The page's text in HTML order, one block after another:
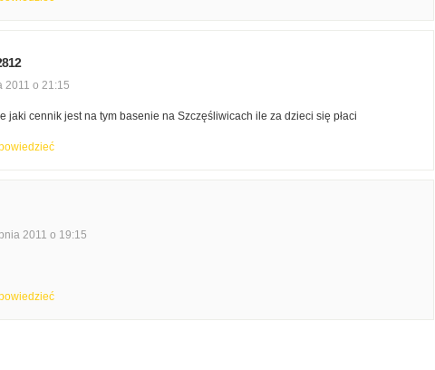
2011 o 21:15
jaki cennik jest na tym basenie na Szczęśliwicach ile za dzieci się płaci
2011 o 19:15